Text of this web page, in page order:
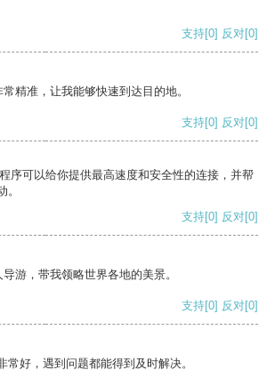
支持[0] 反对[0]
精准，让我能够快速到达目的地。
支持[0] 反对[0]
序可以给你提供最高速度和安全性的连接，并帮
支持[0] 反对[0]
游，带我领略世界各地的美景。
支持[0] 反对[0]
常好，遇到问题都能得到及时解决。